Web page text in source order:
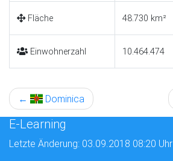
Fläche 48.730 km²
Einwohnerzahl 10.464.474
← Dominica
E-Learning
Letzte Änderung: 03.09.2018 08:20 Uhr